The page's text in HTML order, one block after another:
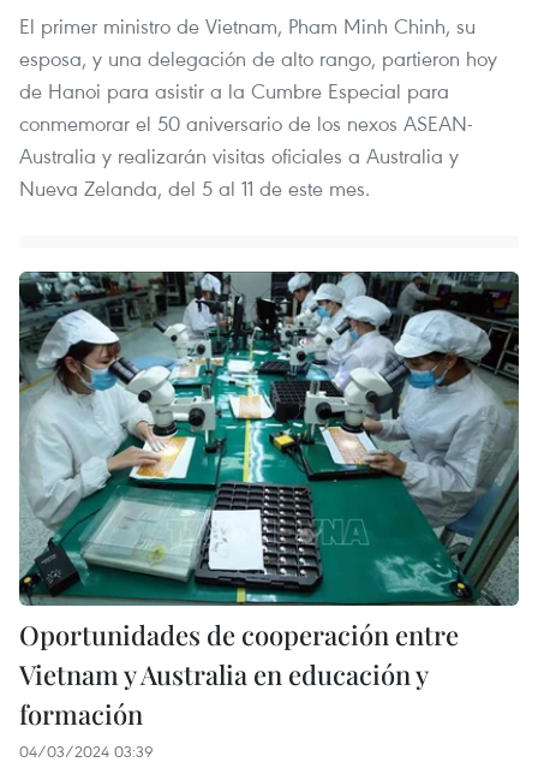
El primer ministro de Vietnam, Pham Minh Chinh, su
esposa, y una delegación de alto rango, partieron hoy
de Hanoi para asistir a la Cumbre Especial para
conmemorar el 50 aniversario de los nexos ASEAN-
Australia y realizarán visitas oficiales a Australia y
Nueva Zelanda, del 5 al 11 de este mes.
Oportunidades de cooperación entre
Vietnam y Australia en educación y
formación
04/03/2024 03:39